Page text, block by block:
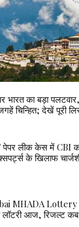
भारत का बड़ा
चिन्हित; देखें पूरी
पेपर लीक केस में CBI
के खिलाफ
MHADA Lottery
लॉटरी आज, रिजल्ट